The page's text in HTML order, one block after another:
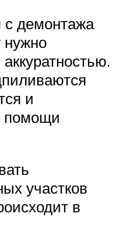
с демонтажа
нужно
и
помощи
участков
в